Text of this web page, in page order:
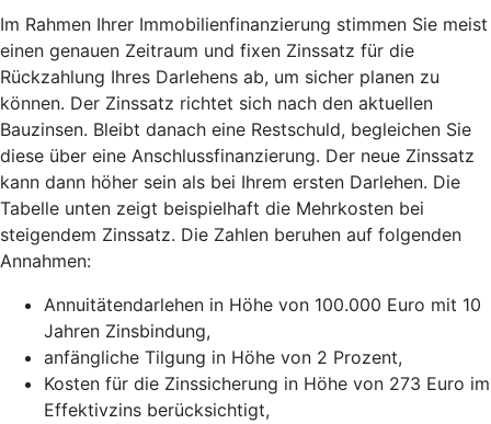
Im Rahmen Ihrer Immobilienfinanzierung stimmen Sie meist
einen genauen Zeitraum und fixen Zinssatz für die
Rückzahlung Ihres Darlehens ab, um sicher planen zu
können. Der Zinssatz richtet sich nach den aktuellen
Bauzinsen. Bleibt danach eine Restschuld, begleichen Sie
diese über eine Anschlussfinanzierung. Der neue Zinssatz
kann dann höher sein als bei Ihrem ersten Darlehen. Die
Tabelle unten zeigt beispielhaft die Mehrkosten bei
steigendem Zinssatz. Die Zahlen beruhen auf folgenden
Annahmen:
Annuitätendarlehen in Höhe von 100.000 Euro mit 10
Jahren Zinsbindung,
anfängliche Tilgung in Höhe von 2 Prozent,
Kosten für die Zinssicherung in Höhe von 273 Euro im
Effektivzins berücksichtigt,